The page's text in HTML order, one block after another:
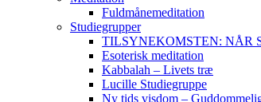
Fuldmånemeditation
Studiegrupper
TILSYNEKOMSTEN: NÅR
Esoterisk meditation
Kabbalah – Livets træ
Lucille Studiegruppe
Ny tids visdom –